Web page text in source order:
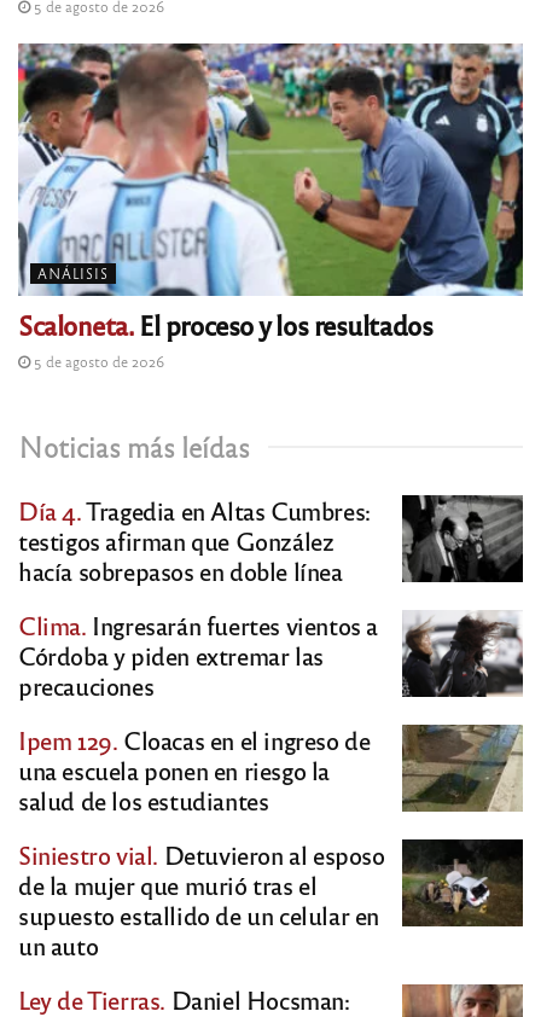
5 de agosto de 2026
ANÁLISIS
Scaloneta.El proceso y los resultados
5 de agosto de 2026
Noticias más leídas
Día 4.Tragedia en Altas Cumbres:
testigos afirman que González
hacía sobrepasos en doble línea
Clima. Ingresarán fuertes vientos a
Córdoba y piden extremar las
precauciones
Ipem 129. Cloacas en el ingreso de
una escuela ponen en riesgo la
salud de los estudiantes
Siniestro vial. Detuvieron al esposo
de la mujer que murió tras el
supuesto estallido de un celular en
un auto
Ley de Tierras. Daniel Hocsman: